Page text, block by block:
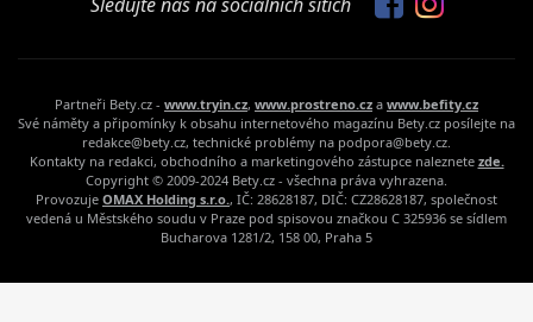
Partneři Bety.cz - www.tryin.cz, www.prostreno.cz a www.befity.cz
Své náměty a připomínky k obsahu internetového magazínu Bety.cz posílejte na
redakce@bety.cz, technické problémy na podpora@bety.cz.
Kontakty na redakci, obchodního a marketingového zástupce naleznete zde.
Copyright © 2009-2024 Bety.cz - všechna práva vyhrazena.
Provozuje OMAX Holding s.r.o., IČ: 28628187, DIČ: CZ28628187, společnost
vedená u Městského soudu v Praze pod spisovou značkou C 325936 se sídlem
Bucharova 1281/2, 158 00, Praha 5